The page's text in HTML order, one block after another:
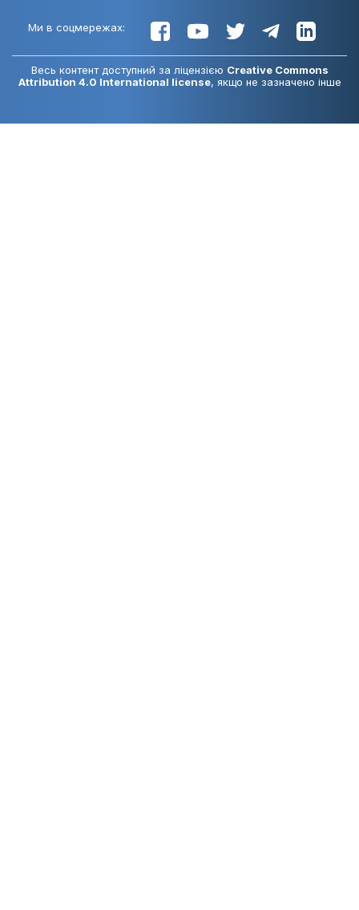
Ми в соцмережах:
Весь контент доступний за ліцензією Creative Commons
Attribution 4.0 International license, якщо не зазначено інше